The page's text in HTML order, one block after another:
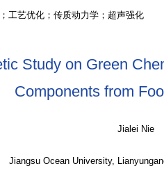
工艺优化；传质动力学；超声强化
Study on Green
Components from
Jialei Nie
Jiangsu Ocean University,